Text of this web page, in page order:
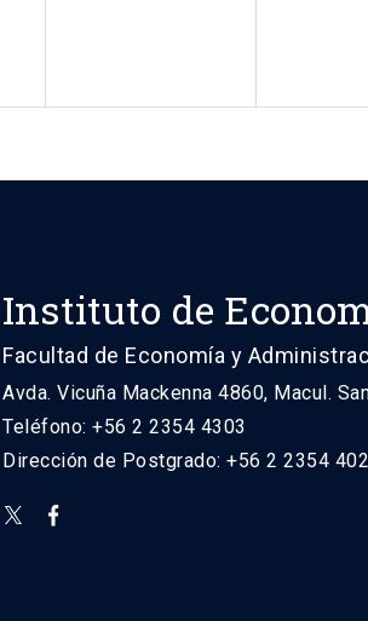
Instituto de
Facultad de Economía y
Avda. Vicuña Mackenna 4860, Macul.
Teléfono: +56 2 2354 4303
Dirección de Postgrado: +56 2 2354